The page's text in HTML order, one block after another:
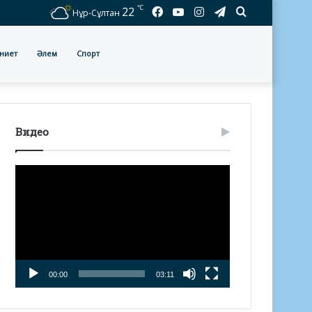
Іздеу
Telegram
Instagram
YouTube
Facebook
Нұр-Сұлтан 22 ℃
Әлем Спорт
Видео
00:00 03:11